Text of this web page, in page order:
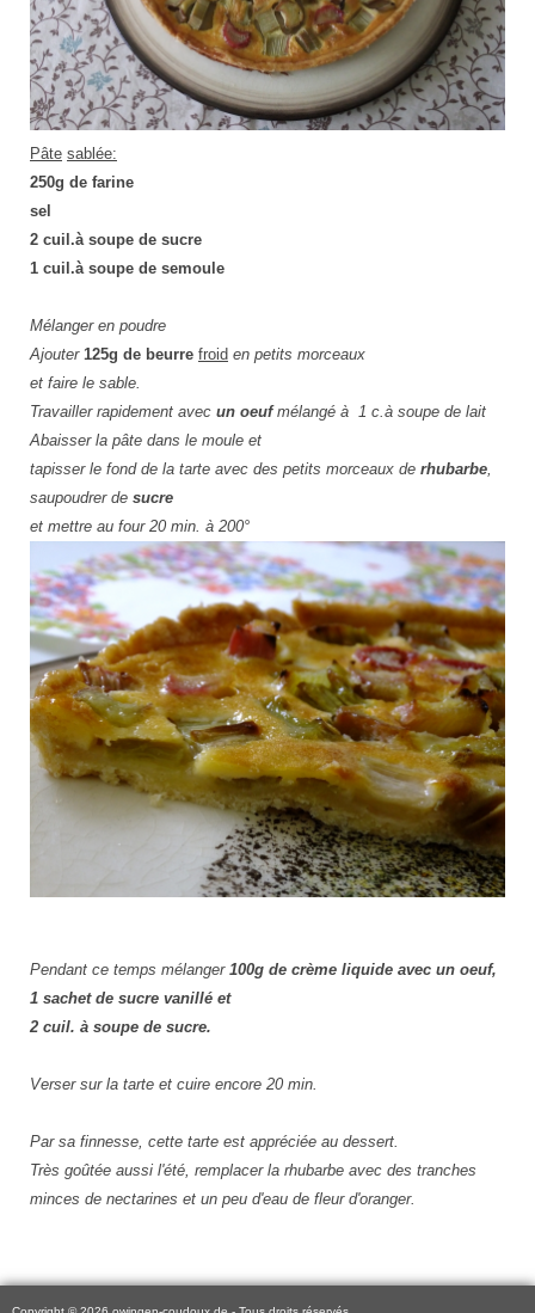
Pâte sablée:
250g de farine
sel
2 cuil.à soupe de sucre
1 cuil.à soupe de semoule
Mélanger en poudre
Ajouter 125g de beurre froid en petits morceaux
et faire le sable.
Travailler rapidement avec un oeufmélangé à 1 c.à soupe de lait
Abaisser la pâte dans le moule et
tapisser le fond de la tarte avec des petits morceaux de rhubarbe
saupoudrer de sucre
et mettre au four 20 min. à 200°
Pendant ce temps mélanger 100g de crème liquide avec un oeuf,
1 sachet de sucre vanillé et
2 cuil. à soupe de sucre.
Verser sur la tarte et cuire encore 20 min.
Par sa finnesse, cette tarte est appréciée au dessert.
Très goûtée aussi l'été, remplacer la rhubarbe avec des tranches
minces de nectarines et un peu d'eau de fleur d'oranger.